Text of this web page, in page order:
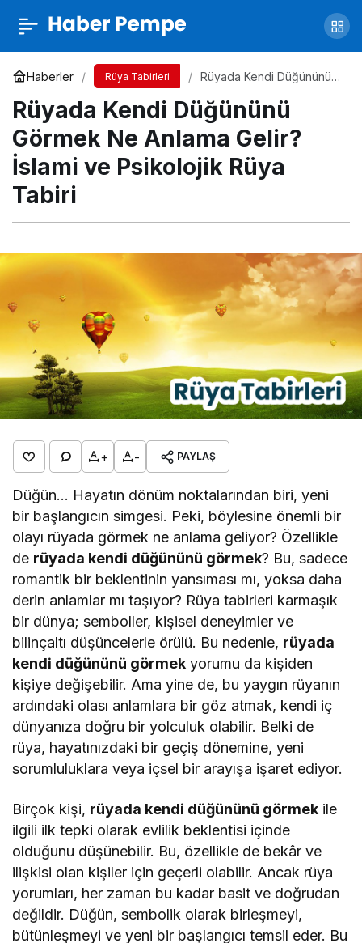
Haberler Rüya Tabirleri
Rüyada Kendi Düğününü
İslami ve Psikolojik Rüya
Tabiri
Rüyada Kendi Düğününü
Görmek Ne Anlama Gelir?
İslami ve Psikolojik Rüya
Tabiri
+ - PAYLAŞ
Düğün… Hayatın dönüm noktalarından biri, yeni
bir başlangıcın simgesi. Peki, böylesine önemli bir
olayı rüyada görmek ne anlama geliyor? Özellikle
de rüyada kendi düğününü görmek? Bu, sadece
romantik bir beklentinin yansıması mı, yoksa daha
derin anlamlar mı taşıyor? Rüya tabirleri karmaşık
bir dünya; semboller, kişisel deneyimler ve
bilinçaltı düşüncelerle örülü. Bu nedenle, rüyada
kendi düğününü görmek yorumu da kişiden
kişiye değişebilir. Ama yine de, bu yaygın rüyanın
ardındaki olası anlamlara bir göz atmak, kendi iç
dünyanıza doğru bir yolculuk olabilir. Belki de
rüya, hayatınızdaki bir geçiş dönemine, yeni
sorumluluklara veya içsel bir arayışa işaret ediyor.
Birçok kişi, rüyada kendi düğününü görmek ile
ilgili ilk tepki olarak evlilik beklentisi içinde
olduğunu düşünebilir. Bu, özellikle de bekâr ve
ilişkisi olan kişiler için geçerli olabilir. Ancak rüya
yorumları, her zaman bu kadar basit ve doğrudan
değildir. Düğün, sembolik olarak birleşmeyi,
bütünleşmeyi ve yeni bir başlangıcı temsil eder. Bu
Rüyada Telefon Görmek Ne Anlama Gelir?
İslami ve Psikolojik Rüya Tabiri
Paylaş